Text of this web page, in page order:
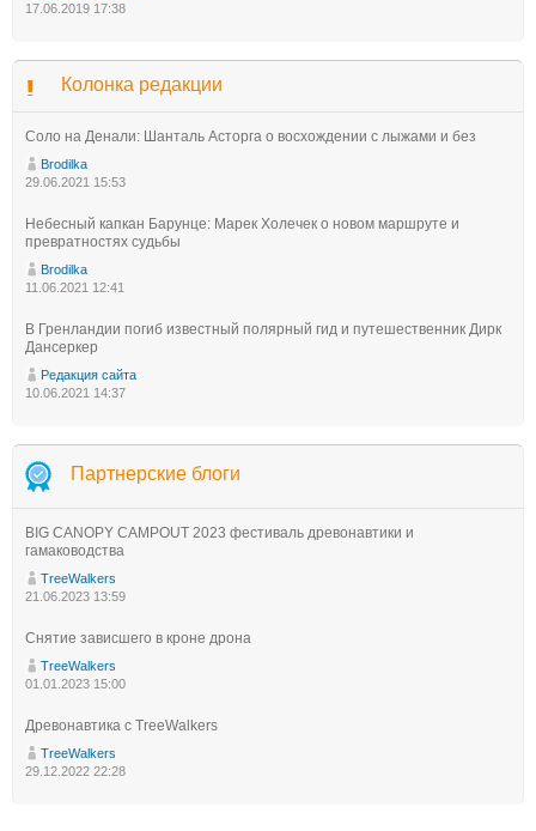
17.06.2019 17:38
Колонка редакции
Соло на Денали: Шанталь Асторга о восхождении с лыжами и без
Brodilka
29.06.2021 15:53
Небесный капкан Барунце: Марек Холечек о новом маршруте и
превратностях судьбы
Brodilka
11.06.2021 12:41
В Гренландии погиб известный полярный гид и путешественник Дирк
Дансеркер
Редакция сайта
10.06.2021 14:37
Партнерские блоги
BIG CANOPY CAMPOUT 2023 фестиваль древонавтики и
гамаководства
TreeWalkers
21.06.2023 13:59
Снятие зависшего в кроне дрона
TreeWalkers
01.01.2023 15:00
Древонавтика с TreeWalkers
TreeWalkers
29.12.2022 22:28